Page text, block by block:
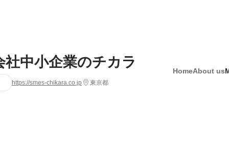
社中小企業のチカラ
https://smes-chikara.co.jp 東京都
HomeAbout us